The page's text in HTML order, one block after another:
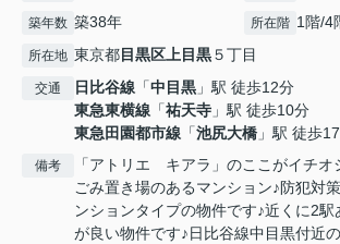
築年数 築38年 所在階 1階/4
所在地 東京都目黒区 上目黒５丁目
交通 日比谷線 「中目黒 」駅 徒歩12分
東急東横線 「祐天寺 」駅 徒歩10分
東急田園都市線 「池尻大橋 」駅 徒歩
備考
「アトリエ キアラ」のここがイチオ
ごみ置き場のあるマンション♪防犯対
ンションタイプの物件です♪近くに2駅
が良い物件です♪日比谷線中目黒付近